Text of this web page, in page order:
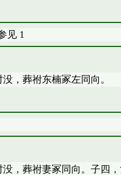
见 1
，葬祔东楠冢左同向。
，葬祔妻冢同向。子四，